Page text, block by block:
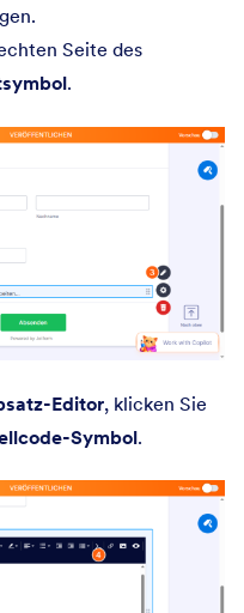
Seite des
.
Editor, klicken Sie
Symbol.